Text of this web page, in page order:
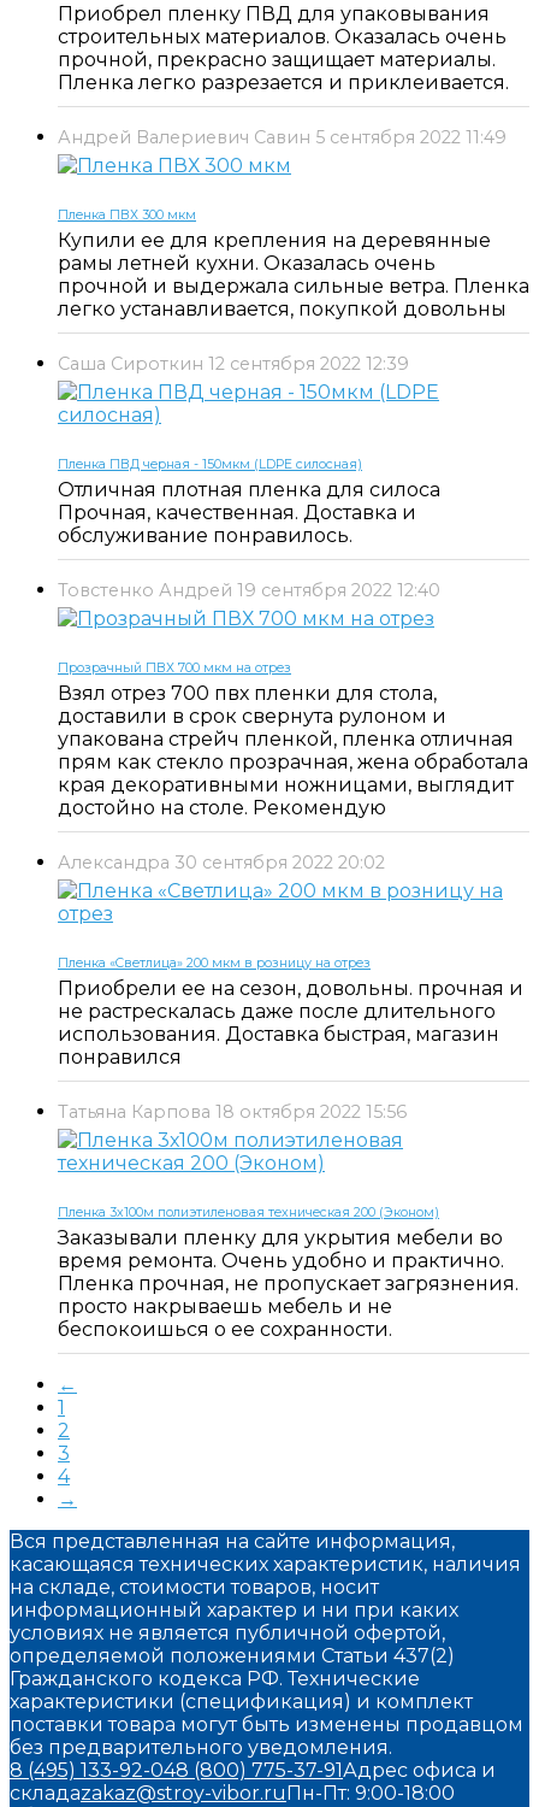
Приобрел пленку ПВД для упаковывания
строительных материалов. Оказалась очень
прочной, прекрасно защищает материалы.
Пленка легко разрезается и приклеивается.
Андрей Валериевич Савин 5 сентября 2022 11:49
Пленка ПВХ 300 мкм
Купили ее для крепления на деревянные
рамы летней кухни. Оказалась очень
прочной и выдержала сильные ветра. Пленка
легко устанавливается, покупкой довольны
Саша Сироткин 12 сентября 2022 12:39
Пленка ПВД черная - 150мкм (LDPE силосная)
Отличная плотная пленка для силоса
Прочная, качественная. Доставка и
обслуживание понравилось.
Товстенко Андрей 19 сентября 2022 12:40
Прозрачный ПВХ 700 мкм на отрез
Взял отрез 700 пвх пленки для стола,
доставили в срок свернута рулоном и
упакована стрейч пленкой, пленка отличная
прям как стекло прозрачная, жена обработала
края декоративными ножницами, выглядит
достойно на столе. Рекомендую
Александра 30 сентября 2022 20:02
Пленка «Светлица» 200 мкм в розницу на отрез
Приобрели ее на сезон, довольны. прочная и
не растрескалась даже после длительного
использования. Доставка быстрая, магазин
понравился
Татьяна Карпова 18 октября 2022 15:56
Пленка 3х100м полиэтиленовая техническая 200 (Эконом)
Заказывали пленку для укрытия мебели во
время ремонта. Очень удобно и практично.
Пленка прочная, не пропускает загрязнения.
просто накрываешь мебель и не
беспокоишься о ее сохранности.
←
1
2
3
4
→
Вся представленная на сайте информация,
касающаяся технических характеристик, наличия
на складе, стоимости товаров, носит
информационный характер и ни при каких
условиях не является публичной офертой,
определяемой положениями Статьи 437(2)
Гражданского кодекса РФ. Технические
характеристики (спецификация) и комплект
поставки товара могут быть изменены продавцом
без предварительного уведомления.
8 (495) 133-92-048 (800) 775-37-91Адрес офиса и
складаzakaz@stroy-vibor.ruПн-Пт: 9:00-18:00